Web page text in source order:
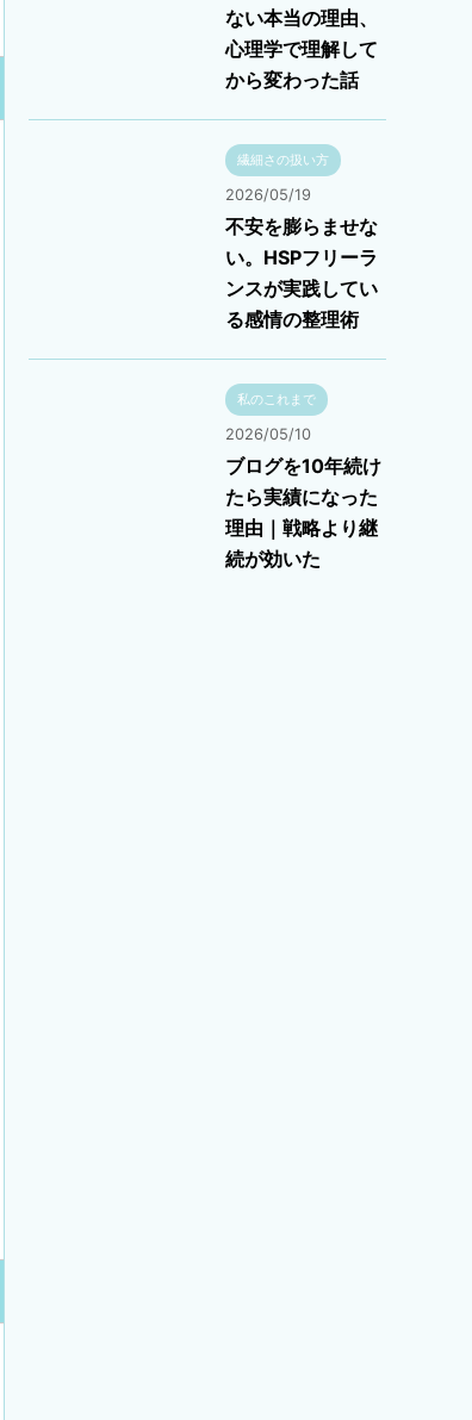
ない本当の理由、
心理学で理解して
から変わった話
繊細さの扱い方
2026/05/19
不安を膨らませな
い。HSPフリーラ
ンスが実践してい
る感情の整理術
私のこれまで
2026/05/10
ブログを10年続け
たら実績になった
理由｜戦略より継
続が効いた